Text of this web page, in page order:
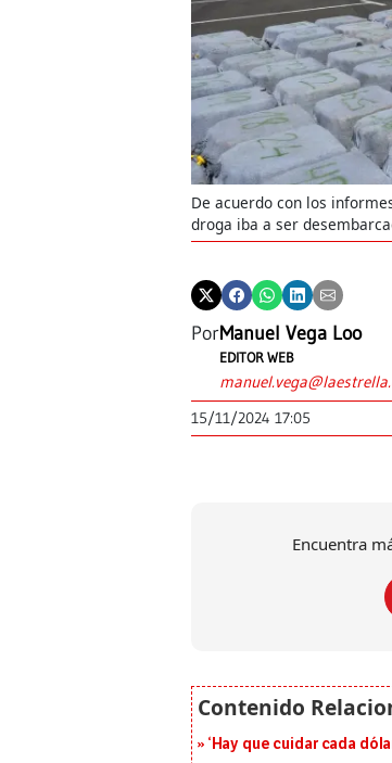
De acuerdo con los
droga iba a ser
PorManuel Vega Loo
EDITOR WEB
15/11/2024 17:05
Encuentra
‘Hay que cuidar cada